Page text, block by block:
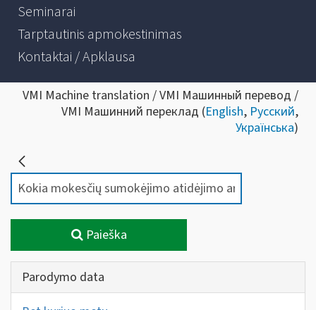
Seminarai
Tarptautinis apmokestinimas
Kontaktai / Apklausa
VMI Machine translation / VMI Машинный перевод /
VMI Машинний переклад (English, Русский,
Українська)
Paieška
Parodymo data